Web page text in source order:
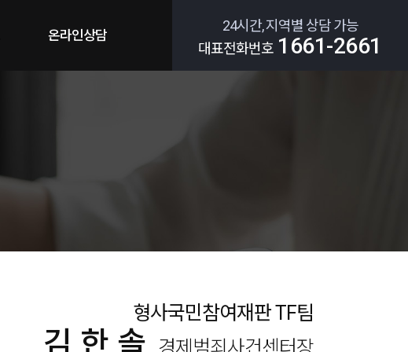
온라인상담
24시간, 지역별 상담 가능
대표전화번호 1661-2661
형사국민참여재판 TF팀
김한솔